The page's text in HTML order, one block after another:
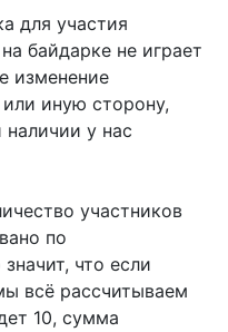
для участия
байдарке не играет
изменение
иную сторону,
у нас
участников
по
что если
всё рассчитываем
10, сумма